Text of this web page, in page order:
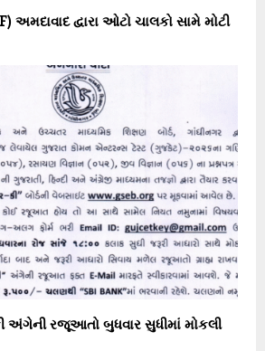
અમદાવાદ દ્વારા ઓટો ચાલકો સામે મોટી
રજૂઆતો બુધવાર સુધીમાં મોકલી